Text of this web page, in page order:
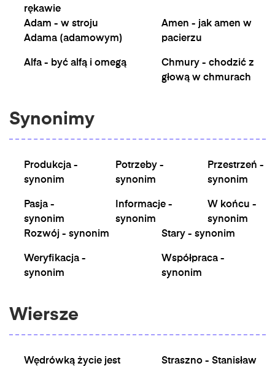
rękawie
Adam - w stroju
Adama (adamowym)
Alfa - być alfą i omegą
Amen - jak amen w
pacierzu
Chmury - chodzić z
głową w chmurach
Synonimy
Produkcja -
synonim
Pasja -
synonim
Potrzeby -
synonim
Informacje -
synonim
Przestrzeń -
synonim
W końcu -
synonim
Rozwój - synonim
Weryfikacja -
synonim
Stary - synonim
Współpraca -
synonim
Wiersze
Wędrówką życie jest Straszno - Stanisław